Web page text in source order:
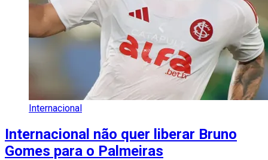
Internacional
Internacional não quer liberar Bruno
Gomes para o Palmeiras